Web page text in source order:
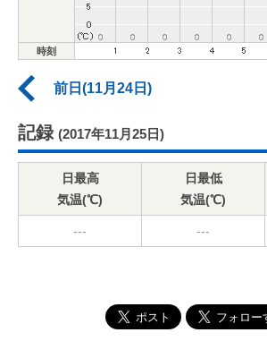
時刻
前日(11月24日)
記録 (2017年11月25日)
日最高
気温(℃)
日最低
気温(℃)
--- ---